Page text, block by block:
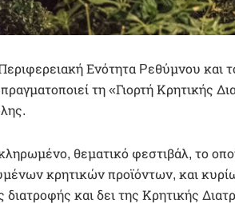
Ενότητα Pεθύμνου και
τη «Γιορτή Κρητικής
θεματικό φεστιβάλ, το
κρητικών προϊόντων, και
διατροφής και δει της Κρητικής